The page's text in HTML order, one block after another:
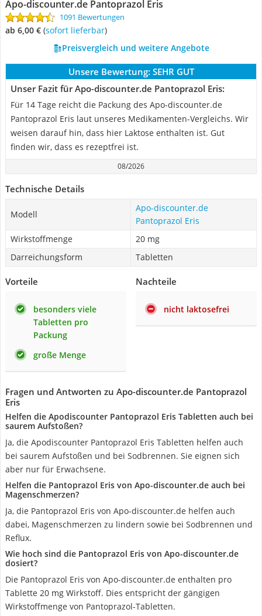
Apo-discounter.de Pantoprazol Eris
1091 Bewertungen
ab 6,00 € ( Sofort lieferbar)
Preisvergleich und weitere Angebote
Unsere Bewertung: SEHR GUT
Unser Fazit für Apo-discounter.de Pantoprazol Eris:
Für 14 Tage reicht die Packung des Apo-discounter.de
Pantoprazol Eris laut unseres Medikamenten-Vergleichs. Wir
weisen darauf hin, dass hier Laktose enthalten ist. Gut
finden wir, dass es rezeptfrei ist.
08/2026
Technische Details
Modell
Apo-discounter.de
Pantoprazol Eris
Wirkstoffmenge
20 mg
Darreichungsform
Tabletten
Vorteile
besonders viele
Tabletten pro
Packung
große Menge
Nachteile
nicht laktosefrei
Fragen und Antworten zu Apo-discounter.de Pantoprazol
Eris
Helfen die Apodiscounter Pantoprazol Eris Tabletten auch bei
saurem Aufstoßen?
Ja, die Apodiscounter Pantoprazol Eris Tabletten helfen auch
bei saurem Aufstoßen und bei Sodbrennen. Sie eignen sich
aber nur für Erwachsene.
Helfen die Pantoprazol Eris von Apo-discounter.de auch bei
Magenschmerzen?
Ja, die Pantoprazol Eris von Apo-discounter.de helfen auch
dabei, Magenschmerzen zu lindern sowie bei Sodbrennen und
Reflux.
Wie hoch sind die Pantoprazol Eris von Apo-discounter.de
dosiert?
Die Pantoprazol Eris von Apo-discounter.de enthalten pro
Tablette 20 mg Wirkstoff. Dies entspricht der gängigen
Wirkstoffmenge von Pantoprazol-Tabletten.